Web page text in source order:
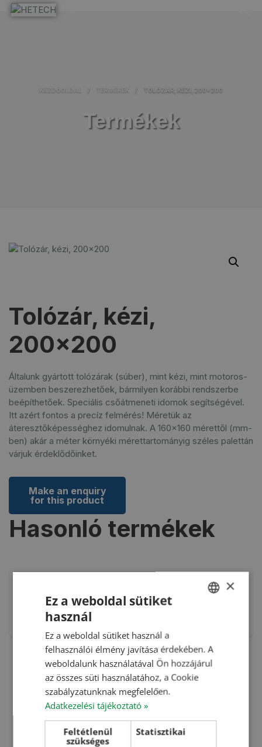
KEZDŐOLDAL / TERMÉKEK / TOLÓZÁR, KÉZI, 200×200
Termékek
Tolózár, kézi,
200×200
Általunk gyártott tolózárak (súber), mint kézi, mint motoros-
üzemben beszerezhetőek, bármilyen korábbi rendszerbe
beépíthetőek. Speciális csőátmeneti idomok segítségével.
Itt azért fontos a precíz felmérés! Méretük az
áteresztőképességhez idomulnak. A 160×160 mérettől (mm-
ben) akár a méter környéki mérettartományig széles palettán
várjuk érdeklődőinket.
Hasonló termékek
TolózárHT-250X250-K; Kézi; 250×250
ROMANIAN
CROATIAN
×
Ez a weboldal sütiket
használ
Ez a weboldal sütiket használ a
felhasználói élmény javítása érdekében. A
weboldalunk használatával Ön hozzájárul
az összes süti használatához, a Cookie
szabályzatunknak megfelelően.
Adatkezelési tájékoztató »
Feltétlenül
szükséges
Statisztikai